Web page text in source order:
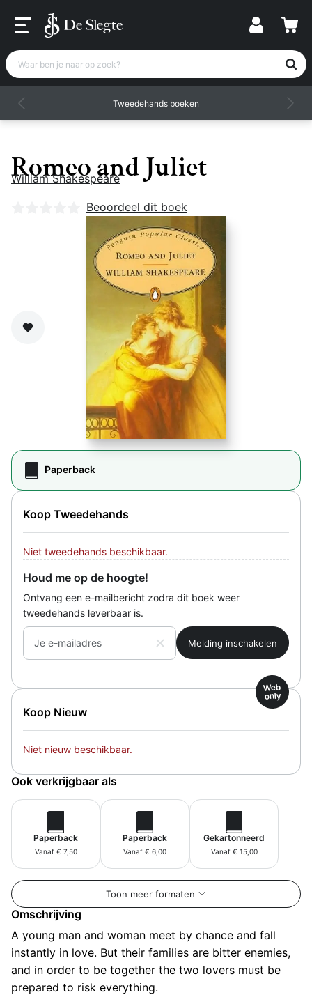
Waar ben je naar op zoek?
Tweedehands boeken
Romeo and Juliet
William Shakespeare
Nog geen beoordelingen
Beoordeel dit boek
Paperback
Koop Tweedehands
Niet tweedehands beschikbaar.
Houd me op de hoogte!
Ontvang een e-mailbericht zodra dit boek weer
tweedehands leverbaar is.
Je e-mailadres
Koop Nieuw
Web
only
Niet nieuw beschikbaar.
Ook verkrijgbaar als
Paperback
Vanaf € 7,50
Paperback
Vanaf € 6,00
Gekartonneerd
Vanaf € 15,00
Toon meer formaten
Omschrijving
A young man and woman meet by chance and fall
instantly in love. But their families are bitter enemies,
and in order to be together the two lovers must be
prepared to risk everything.